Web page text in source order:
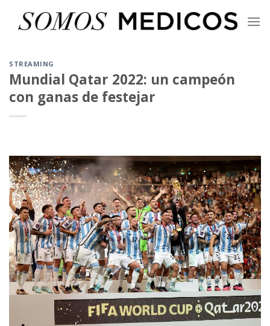
STREAMING
Mundial Qatar 2022: un campeón
con ganas de festejar